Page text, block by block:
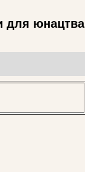
для юнацтва